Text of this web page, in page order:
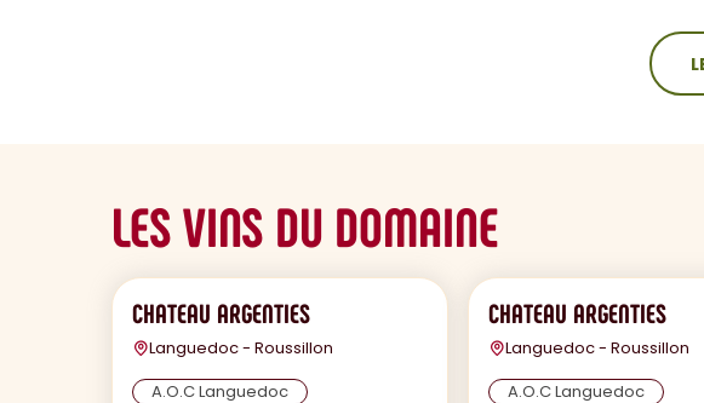
LES VINS DU DOMAINE
CHATEAU ARGENTIES
Languedoc - Roussillon
A.O.C Languedoc
CHATEAU ARGENTIES
Languedoc - Roussillon
A.O.C Languedoc